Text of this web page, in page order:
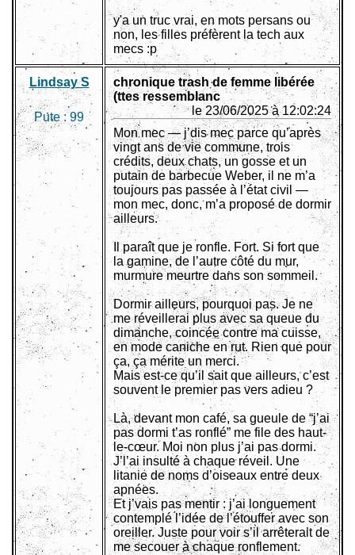
y'a un truc vrai, en mots persans ou
non, les filles préfèrent la tech aux
mecs :p
Lindsay S
Pute :99
chronique trash de femme libérée
(ttes ressemblanc
le 23/06/2025 à 12:02:24
Mon mec — j’dis mec parce qu’après
vingt ans de vie commune, trois
crédits, deux chats, un gosse et un
putain de barbecue Weber, il ne m’a
toujours pas passée à l’état civil —
mon mec, donc, m’a proposé de dormir
ailleurs.
Il paraît que je ronfle. Fort. Si fort que
la gamine, de l’autre côté du mur,
murmure meurtre dans son sommeil.
Dormir ailleurs, pourquoi pas. Je ne
me réveillerai plus avec sa queue du
dimanche, coincée contre ma cuisse,
en mode caniche en rut. Rien que pour
ça, ça mérite un merci.
Mais est-ce qu’il sait que ailleurs, c’est
souvent le premier pas vers adieu ?
Là, devant mon café, sa gueule de “j’ai
pas dormi t’as ronflé” me file des haut-
le-cœur. Moi non plus j’ai pas dormi.
J’l’ai insulté à chaque réveil. Une
litanie de noms d’oiseaux entre deux
apnées.
Et j’vais pas mentir : j’ai longuement
contemplé l’idée de l’étouffer avec son
oreiller. Juste pour voir s’il arrêterait de
me secouer à chaque ronflement.